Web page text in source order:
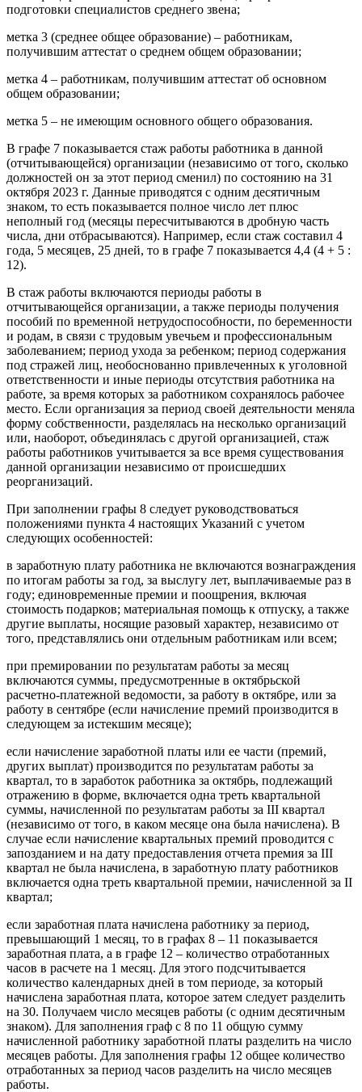
подготовки специалистов среднего звена;
метка 3 (среднее общее образование) – работникам,
получившим аттестат о среднем общем образовании;
метка 4 – работникам, получившим аттестат об основном
общем образовании;
метка 5 – не имеющим основного общего образования.
В графе 7 показывается стаж работы работника в данной
(отчитывающейся) организации (независимо от того, сколько
должностей он за этот период сменил) по состоянию на 31
октября 2023 г. Данные приводятся с одним десятичным
знаком, то есть показывается полное число лет плюс
неполный год (месяцы пересчитываются в дробную часть
числа, дни отбрасываются). Например, если стаж составил 4
года, 5 месяцев, 25 дней, то в графе 7 показывается 4,4 (4 + 5 :
12).
В стаж работы включаются периоды работы в
отчитывающейся организации, а также периоды получения
пособий по временной нетрудоспособности, по беременности
и родам, в связи с трудовым увечьем и профессиональным
заболеванием; период ухода за ребенком; период содержания
под стражей лиц, необоснованно привлеченных к уголовной
ответственности и иные периоды отсутствия работника на
работе, за время которых за работником сохранялось рабочее
место. Если организация за период своей деятельности меняла
форму собственности, разделялась на несколько организаций
или, наоборот, объединялась с другой организацией, стаж
работы работников учитывается за все время существования
данной организации независимо от происшедших
реорганизаций.
При заполнении графы 8 следует руководствоваться
положениями пункта 4 настоящих Указаний с учетом
следующих особенностей:
в заработную плату работника не включаются вознаграждения
по итогам работы за год, за выслугу лет, выплачиваемые раз в
году; единовременные премии и поощрения, включая
стоимость подарков; материальная помощь к отпуску, а также
другие выплаты, носящие разовый характер, независимо от
того, представлялись они отдельным работникам или всем;
при премировании по результатам работы за месяц
включаются суммы, предусмотренные в октябрьской
расчетно-платежной ведомости, за работу в октябре, или за
работу в сентябре (если начисление премий производится в
следующем за истекшим месяце);
если начисление заработной платы или ее части (премий,
других выплат) производится по результатам работы за
квартал, то в заработок работника за октябрь, подлежащий
отражению в форме, включается одна треть квартальной
суммы, начисленной по результатам работы за III квартал
(независимо от того, в каком месяце она была начислена). В
случае если начисление квартальных премий проводится с
запозданием и на дату предоставления отчета премия за III
квартал не была начислена, в заработную плату работников
включается одна треть квартальной премии, начисленной за II
квартал;
если заработная плата начислена работнику за период,
превышающий 1 месяц, то в графах 8 – 11 показывается
заработная плата, а в графе 12 – количество отработанных
часов в расчете на 1 месяц. Для этого подсчитывается
количество календарных дней в том периоде, за который
начислена заработная плата, которое затем следует разделить
на 30. Получаем число месяцев работы (с одним десятичным
знаком). Для заполнения граф с 8 по 11 общую сумму
начисленной работнику заработной платы разделить на число
месяцев работы. Для заполнения графы 12 общее количество
отработанных за период часов разделить на число месяцев
работы.